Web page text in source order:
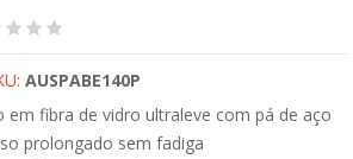
AUSPABE140P
em fibra de vidro ultraleve com pá de aço
prolongado sem fadiga